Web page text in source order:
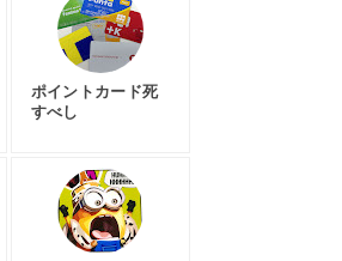
ポイントカード死
すべし